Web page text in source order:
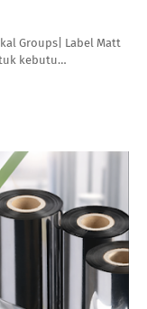
Groups| Label Matt
kebutu…